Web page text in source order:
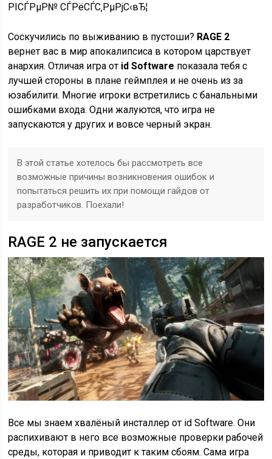
РІСЃРµР№ СЃРёСЃС‚РµРјС‹вЂ¦
Соскучились по выживанию в пустоши? RAGE 2
вернет вас в мир апокалипсиса в котором царствует
анархия. Отличая игра от id Software показала тебя с
лучшей стороны в плане геймплея и не очень из за
юзабилити. Многие игроки встретились с банальными
ошибками входа. Одни жалуются, что игра не
запускаются у других и вовсе черный экран.
В этой статье хотелось бы рассмотреть все
возможные причины возникновения ошибок и
попытаться решить их при помощи гайдов от
разработчиков. Поехали!
RAGE 2 не запускается
Все мы знаем хвалёный инсталлер от id Software. Они
распихивают в него все возможные проверки рабочей
среды, которая и приводит к таким сбоям. Сама игра